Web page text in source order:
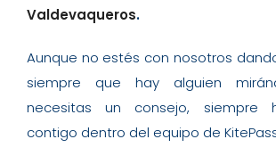
Valdevaqueros.
Aunque no estés con nosotros
siempre que hay alguien
necesitas un consejo, siempre
contigo dentro del equipo de